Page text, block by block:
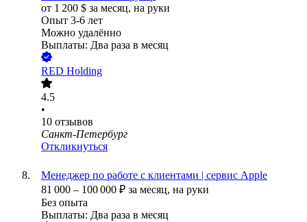
от 1 200 $ за месяц, на руки
Опыт 3-6 лет
Можно удалённо
Выплаты: Два раза в месяц
RED Holding
4.5
•
10 отзывов
Санкт-Петербург
Откликнуться
Менеджер по работе с клиентами | сервис Apple
81 000 – 100 000 ₽ за месяц, на руки
Без опыта
Выплаты: Два раза в месяц